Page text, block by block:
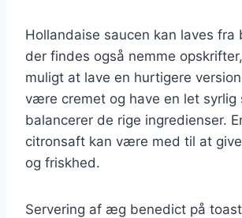
Hollandaise saucen kan laves fra
der findes også nemme
muligt at lave en hurtigere
være cremet og have en let syrlig
balancerer de rige ingredienser.
citronsaft kan være med til at
og friskhed.
Servering af æg benedict på